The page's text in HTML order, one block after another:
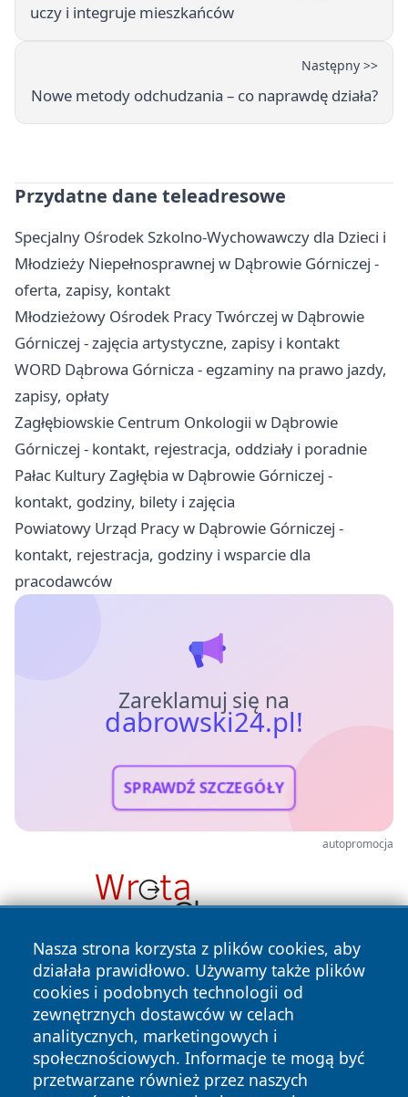
uczy i integruje mieszkańców
Następny >>
Nowe metody odchudzania – co naprawdę działa?
Przydatne dane teleadresowe
Specjalny Ośrodek Szkolno-Wychowawczy dla Dzieci i
Młodzieży Niepełnosprawnej w Dąbrowie Górniczej -
oferta, zapisy, kontakt
Młodzieżowy Ośrodek Pracy Twórczej w Dąbrowie
Górniczej - zajęcia artystyczne, zapisy i kontakt
WORD Dąbrowa Górnicza - egzaminy na prawo jazdy,
zapisy, opłaty
Zagłębiowskie Centrum Onkologii w Dąbrowie
Górniczej - kontakt, rejestracja, oddziały i poradnie
Pałac Kultury Zagłębia w Dąbrowie Górniczej -
kontakt, godziny, bilety i zajęcia
Powiatowy Urząd Pracy w Dąbrowie Górniczej -
kontakt, rejestracja, godziny i wsparcie dla
pracodawców
Zareklamuj się na
dabrowski24.pl!
SPRAWDŹ SZCZEGÓŁY
autopromocja
Nasza strona korzysta z plików cookies, aby
działała prawidłowo. Używamy także plików
cookies i podobnych technologii od
zewnętrznych dostawców w celach
analitycznych, marketingowych i
społecznościowych. Informacje te mogą być
przetwarzane również przez naszych
Copyright © 2026 dabrowski24.pl Wszystkie prawa